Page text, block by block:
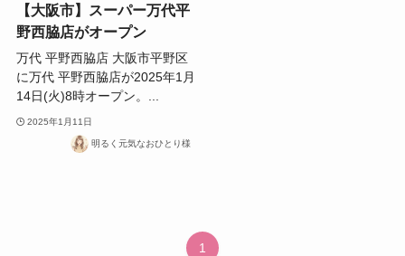
【大阪市】スーパー万代平
野西脇店がオープン
万代 平野西脇店 大阪市平野区
に万代 平野西脇店が2025年1月
14日(火)8時オープン。...
2025年1月11日
明るく元気なおひとり様
1